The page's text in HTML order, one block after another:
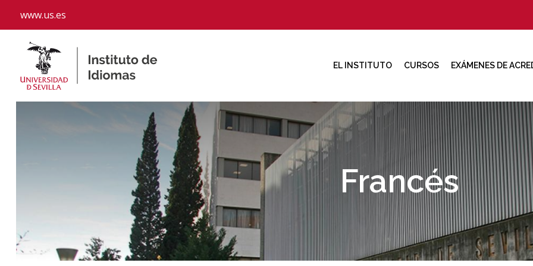
www.us.es
EL INSTITUTO CURSOS EXÁMENES DE
Francés